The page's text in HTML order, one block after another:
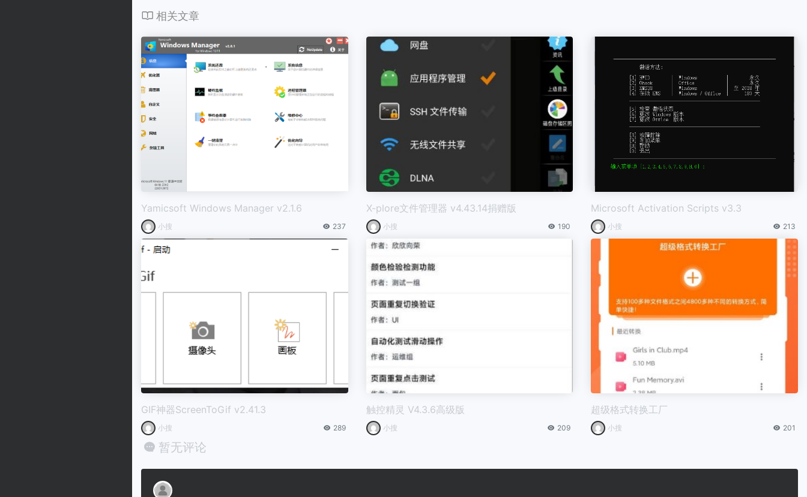
相关文章
Yamicsoft Windows Manager v2.1.6
小搜 237
X-plore文件管理器 v4.43.14捐赠版
小搜 190
Microsoft Activation Scripts v3.3
小搜 213
GIF神器ScreenToGif v2.41.3
小搜 289
触控精灵 V4.3.6高级版
小搜 209
超级格式转换工厂
小搜 201
暂无评论